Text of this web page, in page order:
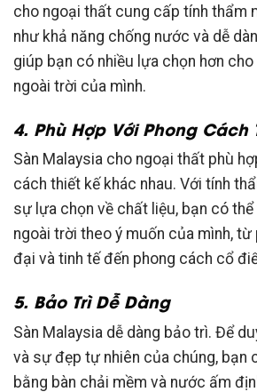
cho ngoại thất cung cấp tính thẩm
như khả năng chống nước và dễ
giúp bạn có nhiều lựa chọn hơn
ngoài trời của mình.
4. Phù Hợp Với Phong Cách
Sàn Malaysia cho ngoại thất phù
cách thiết kế khác nhau. Với tính
sự lựa chọn về chất liệu, bạn có
ngoài trời theo ý muốn của mình, từ
đại và tinh tế đến phong cách cổ
5. Bảo Trì Dễ Dàng
Sàn Malaysia dễ dàng bảo trì. Để
và sự đẹp tự nhiên của chúng, bạn
bằng bàn chải mềm và nước ấm